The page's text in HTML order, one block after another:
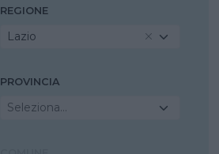
REGIONE
Lazio
PROVINCIA
Seleziona...